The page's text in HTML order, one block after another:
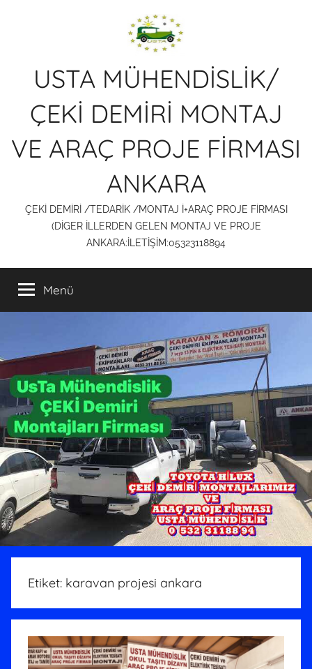
USTA MÜHENDİSLİK/
ÇEKİ DEMİRİ MONTAJ
VE ARAÇ PROJE FİRMASI
ANKARA
ÇEKİ DEMİRİ /TEDARİK /MONTAJ İ+ARAÇ PROJE FİRMASI
(DİGER İLLERDEN GELEN MONTAJ VE PROJE
ANKARA:İLETİŞİM:05323118894
Menü
Etiket: karavan projesi ankara